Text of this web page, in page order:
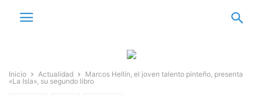
Inicio Actualidad
Marcos Hellín, el joven talento pinteño, presenta
«La Isla», su segundo libro